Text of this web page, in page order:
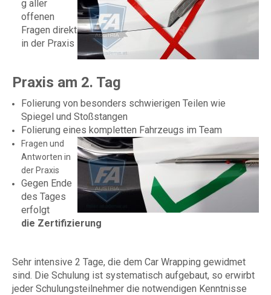
g aller
offenen
Fragen direkt
in der Praxis
Praxis am 2. Tag
Folierung von besonders schwierigen Teilen wie
Spiegel und Stoßstangen
Folierung eines kompletten Fahrzeugs im Team
Fragen und
Antworten in
der Praxis
Gegen Ende
des Tages
erfolgt
die Zertifizierung
Sehr intensive 2 Tage, die dem Car Wrapping gewidmet
sind. Die Schulung ist systematisch aufgebaut, so erwirbt
jeder Schulungsteilnehmer die notwendigen Kenntnisse